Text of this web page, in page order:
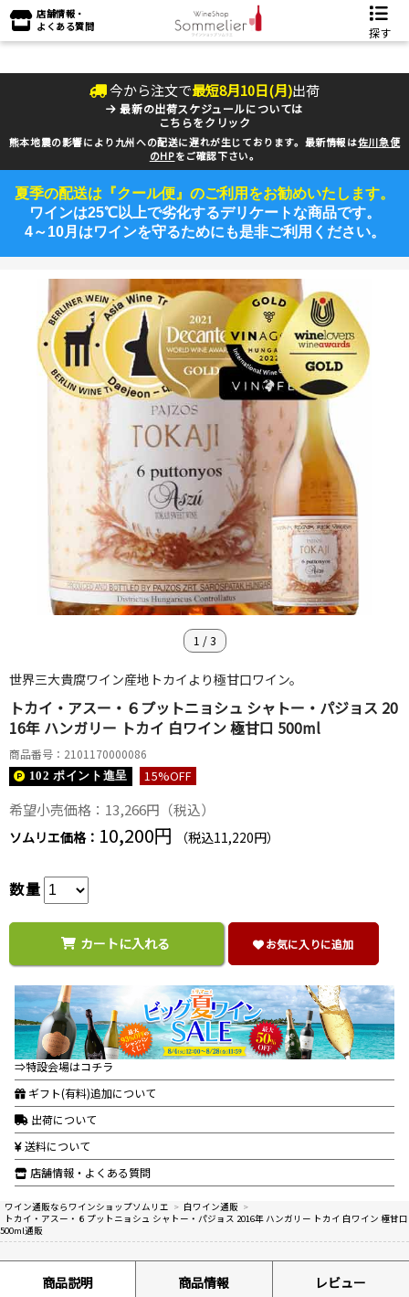
店舗情報・
よくある質問
探す
今から注文で最短8月10日(月)出荷
最新の出荷スケジュールについては
こちらをクリック
熊本地震の影響により九州への配送に遅れが生じております。最新情報は佐川急便
のHPをご確認下さい。
夏季の配送は『クール便』のご利用をお勧めいたします。
ワインは25℃以上で劣化するデリケートな商品です。
4～10月はワインを守るためにも是非ご利用ください。
1 /3
世界三大貴腐ワイン産地トカイより極甘口ワイン。
トカイ・アスー・６プットニョシュ シャトー・パジョス 20
16年 ハンガリー トカイ 白ワイン 極甘口 500ml
商品番号：2101170000086
102 ポイント 進呈 15%OFF
希望小売価格：13,266円（税込）
ソムリエ価格： 10,200円 （税込11,220円）
数量
カートに入れる お気に入りに追加
⇒特設会場はコチラ
ギフト(有料)追加について
出荷について
送料について
店舗情報・よくある質問
ワイン通販ならワインショップソムリエ > 白ワイン通販 >
トカイ・アスー・６プットニョシュ シャトー・パジョス 2016年 ハンガリー トカイ 白ワイン 極甘口
500ml通販
商品説明 商品情報 レビュー